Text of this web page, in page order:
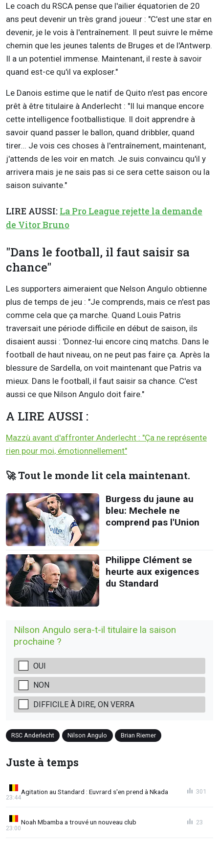
Le coach du RSCA pense que l'ailier équatorien de 20
ans peut devenir un très grand joueur : "C'est une star en
devenir, je le vois à l'entraînement. Il peut suivre le même
chemin que les jeunes talents de Bruges et de l'Antwerp.
Il a un potentiel immense. Maintenant, il reste à savoir
quand est-ce qu'il va exploser."
Le Danois estime que le natif de Quito n'est pas encore
prêt à être titulaire à Anderlecht : "Il lui manque encore
cette intelligence footballistique. Il doit apprendre à
savoir quand passer le ballon, quand dribbler, quand
tirer... Je vois ces choses à l'entraînement, maintenant,
j'attends de les voir en match. Je suis convaincu qu'il y
arrivera mais je ne sais pas si ce sera cette saison ou la
saison suivante."
LIRE AUSSI: La Pro League rejette la demande
de Vitor Bruno
"Dans le football, il faut saisir sa
chance"
Les supporters aimeraient que Nelson Angulo obtienne
plus de temps de jeu : "Je comprends, mais ce n'est pas
comme cela que ça marche. Quand Louis Patris
traversait une période difficile en début de saison, ils
disaient aussi : 'Donnez-lui encore cinq matchs. Dans le
football de haut niveau, on ne peut pas faire ça. Après la
blessure de Sardella, on voit maintenant que Patris va
mieux. Dans le football, il faut saisir sa chance. C'est
aussi ce que Nilson Angulo doit faire."
A LIRE AUSSI :
Mazzù avant d'affronter Anderlecht : "Ça ne représente
rien pour moi, émotionnellement"
🚀 Tout le monde lit cela maintenant.
Burgess du jaune au
bleu: Mechele ne
comprend pas l'Union
Philippe Clément se
heurte aux exigences
du Standard
Nilson Angulo sera-t-il titulaire la saison
prochaine ?
OUI
NON
DIFFICILE À DIRE, ON VERRA
RSC Anderlecht Nilson Angulo Brian Riemer
Juste à temps
Agitation au Standard : Euvrard s'en prend à Nkada
23:44
301
Noah Mbamba a trouvé un nouveau club
23:00
23